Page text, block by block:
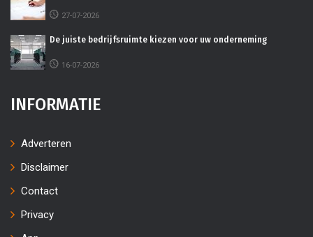
27-07-2026
De juiste bedrijfsruimte kiezen voor uw onderneming
16-07-2026
INFORMATIE
Adverteren
Disclaimer
Contact
Privacy